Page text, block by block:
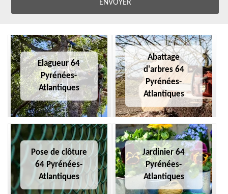
Elagueur 64
Pyrénées-
Atlantiques
Abattage
d'arbres 64
Pyrénées-
Atlantiques
Pose de clôture
64 Pyrénées-
Atlantiques
Jardinier 64
Pyrénées-
Atlantiques